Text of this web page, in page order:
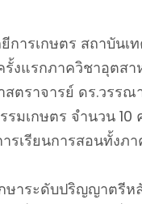
ารเกษตร สถาบันเ
แรกภาควิชาอุตสา
ตราจารย์ ดร.วรร
เกษตร จำนวน
รเรียนการสอนทั้ง
ษาระดับปริญญาตรี